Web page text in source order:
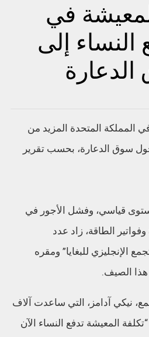
في
النساء إلى
المملكة المتحدة المزيد من
سوق الدعارة، بحسب تقرير
قياسي، وفشل الأجور في
الطاقة، زاد عدد
الإنجليزي للبغايا” ومقره
هذا الصيف.
نيكي آدامز، التي ساعدت آلاف
مدار 30 عاما: “تكلفة المعيشة تدفع النساء الآن